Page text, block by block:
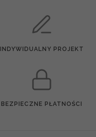
INDYWIDUALNY PROJEKT
BEZPIECZNE PŁATNOŚCI